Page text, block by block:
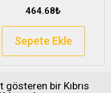
464.68₺
Sepete Ekle
gösteren bir Kıbrıs